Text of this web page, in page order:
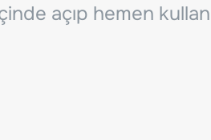
açıp hemen